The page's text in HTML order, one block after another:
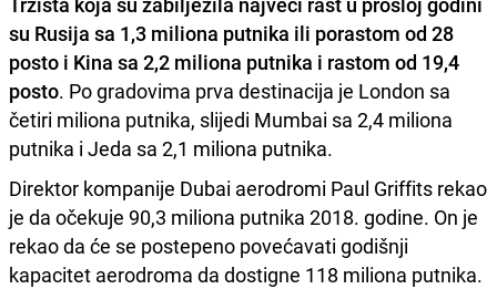
su Rusija sa 1,3 miliona putnika ili porastom od 28
posto i Kina sa 2,2 miliona putnika i rastom od 19,4
posto. Po gradovima prva destinacija je London sa
četiri miliona putnika, slijedi Mumbai sa 2,4 miliona
putnika i Jeda sa 2,1 miliona putnika.
Direktor kompanije Dubai aerodromi Paul Griffits rekao
je da očekuje 90,3 miliona putnika 2018. godine. On je
rekao da će se postepeno povećavati godišnji
kapacitet aerodroma da dostigne 118 miliona putnika.